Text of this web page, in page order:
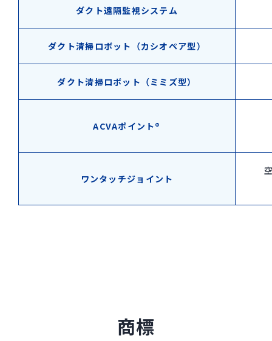
ダクト遠隔監視システム
ダクト清掃ロボット（カシオペア型）
ダクト清掃ロボット（ミミズ型）
ACVAポイント®
ワンタッチジョイント
商標